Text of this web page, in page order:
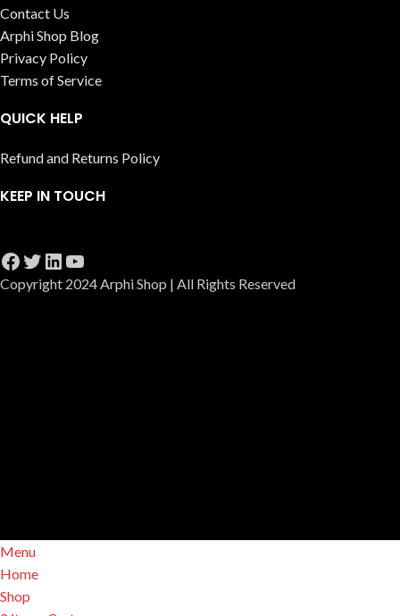
Contact Us
Arphi Shop Blog
Privacy Policy
Terms of Service
QUICK HELP
Refund and Returns Policy
KEEP IN TOUCH
Copyright 2024 Arphi Shop | All Rights Reserved
Menu
Home
Shop